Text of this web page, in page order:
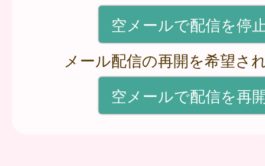
空メールで配信を停
メール配信の再開を希望さ
空メールで配信を再